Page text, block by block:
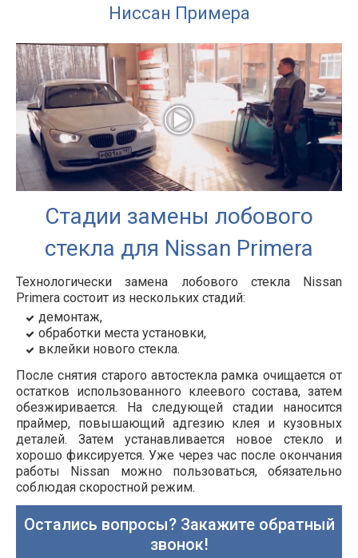
Ниссан Примера
Стадии замены лобового
стекла для Nissan Primera
Технологически замена лобового стекла Nissan
Primera состоит из нескольких стадий:
демонтаж,
обработки места установки,
вклейки нового стекла.
После снятия старого автостекла рамка очищается от
остатков использованного клеевого состава, затем
обезжиривается. На следующей стадии наносится
праймер, повышающий адгезию клея и кузовных
деталей. Затем устанавливается новое стекло и
хорошо фиксируется. Уже через час после окончания
работы Nissan можно пользоваться, обязательно
соблюдая скоростной режим.
Остались вопросы? Закажите обратный
звонок!